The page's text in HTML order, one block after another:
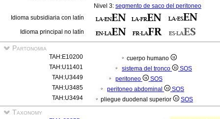
Nivel 3: segmento de saco del peritoneo
Idioma subsidiaria con latín
Idioma principal no latín
Partonomia
TAH:E10200
cuerpo humano
TAH:U11401
sistema del tronco
SOS
TAH:U3449
peritoneo
SOS
TAH:U3485
peritoneo abdominal
SOS
TAH:U3494
pliegue duodenal superior SOS
Taxonomy